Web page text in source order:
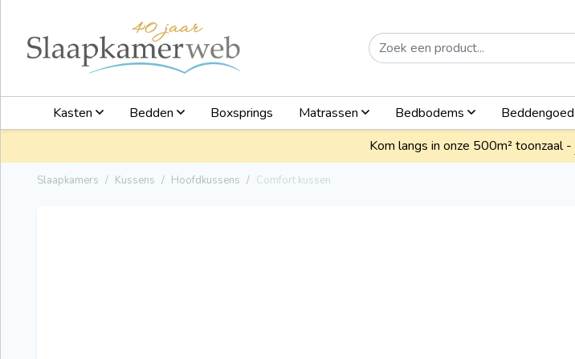
Kasten Bedden Boxsprings Matrassen Bedbodems Beddengoed
Kom langs in onze 500m² toonzaal -
Slaapkamers Kussens Hoofdkussens Comfort kussen